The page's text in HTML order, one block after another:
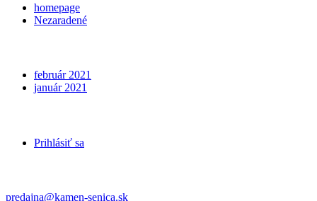
homepage
Nezaradené
február 2021
január 2021
Prihlásiť sa
predajna@kamen-senica.sk